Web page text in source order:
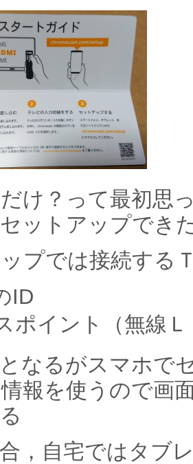
け？って最初思
ットアップでき
プでは接続する
ID
ポイント（無線
なるがスマホで
報を使うので画
，自宅ではタブ